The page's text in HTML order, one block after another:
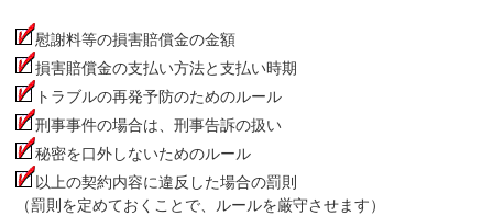
慰謝料等の損害賠償金の金額
損害賠償金の支払い方法と支払い時期
トラブルの再発予防のためのルール
刑事事件の場合は、刑事告訴の扱い
秘密を口外しないためのルール
以上の契約内容に違反した場合の罰則
（罰則を定めておくことで、ルールを厳守させます）